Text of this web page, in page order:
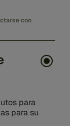
con
para
para su